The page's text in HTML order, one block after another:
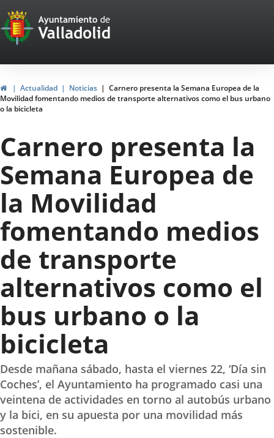
Portal
Web
del
Ayuntamiento
de
Valladolid
InicioActualidad Noticias
Carnero presenta la Semana Europea de la
Movilidad fomentando medios de transporte alternativos como el bus urbano
o la bicicleta
Carnero presenta la
Semana Europea de
la Movilidad
fomentando medios
de transporte
alternativos como el
bus urbano o la
bicicleta
Desde mañana sábado, hasta el viernes 22, ‘Día sin
Coches’, el Ayuntamiento ha programado casi una
veintena de actividades en torno al autobús urbano
y la bici, en su apuesta por una movilidad más
sostenible.